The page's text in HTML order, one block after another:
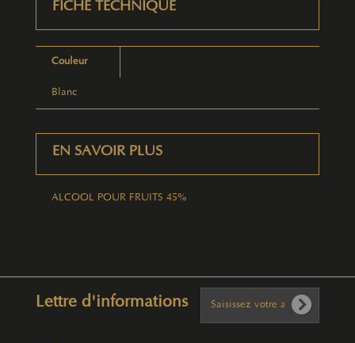
FICHE TECHNIQUE
Couleur
Blanc
EN SAVOIR PLUS
ALCOOL POUR FRUITS 45%
Lettre d'informations